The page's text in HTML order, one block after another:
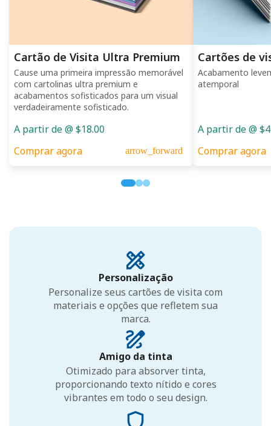
Cartão de Visita Ultra Premium
Cause uma primeira impressão memorável
com cartolinas ultra premium e
acabamentos sofisticados para um visual
verdadeiramente sofisticado.
A partir de @ $18.00
Comprar agora
arrow_forward
Cartões de
Acabamento
atemporal
A partir de @
Comprar agora
Personalização
Personalize seus cartões de visita com
materiais e opções que refletem sua
marca.
Amigo da tinta
Otimizado para absorver tinta,
proporcionando texto nítido e cores
vibrantes em todo o seu design.